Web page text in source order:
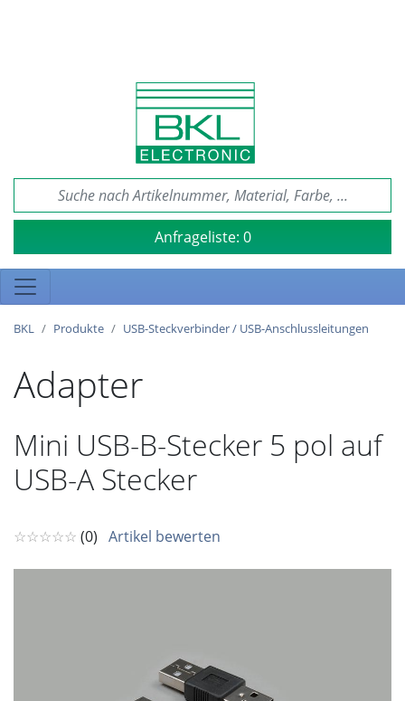
Anfrageliste: 0
BKL Produkte USB-Steckverbinder / USB-Anschlussleitungen
Adapter
Mini USB-B-Stecker 5 pol auf
USB-A Stecker
☆☆☆☆☆ (0) Artikel bewerten